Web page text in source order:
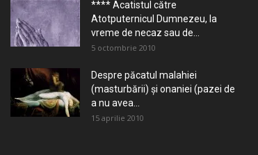
**** Acatistul către
Atotputernicul Dumnezeu, la
vreme de necaz sau de...
5 octombrie 2010
Despre păcatul malahiei
(masturbării) şi onaniei (pazei de
a nu avea...
15 aprilie 2010